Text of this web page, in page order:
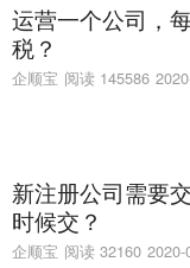
运营一个公司，
税？
企顺宝 阅读 145586
新注册公司需要
时候交？
企顺宝 阅读 32160 2020-